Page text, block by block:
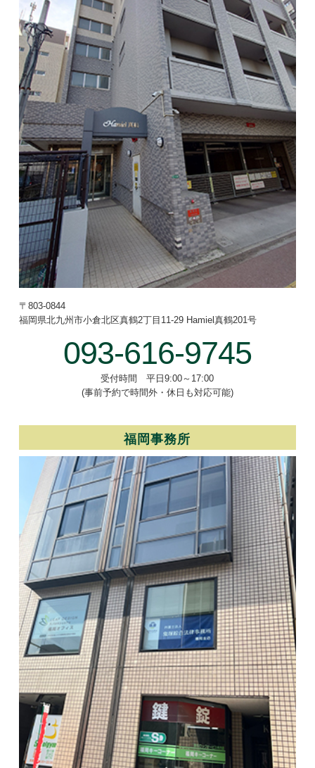
〒803-0844
福岡県北九州市小倉北区真鶴2丁目 11-29 Hamiel真鶴201号
093-616-9745
受付時間 平日9:00～17:00
(事前予約で時間外・休日も対応可能)
福岡事務所